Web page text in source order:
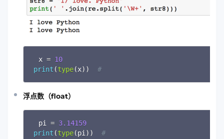
x = 10
print (type(x) ) #
浮点数（float）
pi = 3.14159
print (type(pi ) ) #